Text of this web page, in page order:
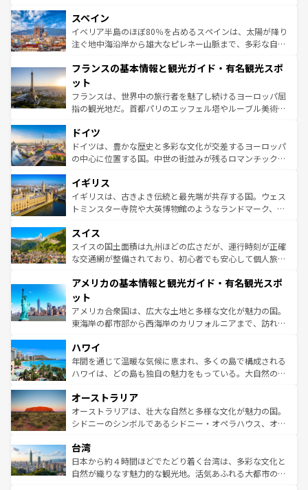
ろん、トスカーナの美しい田園風景やアマルフィ海岸の絶
景など、自然景観も見逃せない。観光の合間には、本場の
ピザやパスタなど、絶品のイタリア料理を堪能することも
ませてくれるイタリアで、忘れられない旅をしてみよう！
なお、新着のイタリア情報は
しい。
スペイン
イベリア半島のほぼ80％を占めるスペインは、太陽が降り
注ぐ地中海沿岸から雄大なピレネー山脈まで、多彩な自然
文化が根付くこの国では、情熱的なフラメンコ、熱気あふ
れる闘牛、そして美味しいタパスが生活の一部となってい
る。首都マドリードの洗練された雰囲気や、バルセロナの
アートに溢れた街角から、地方では古代ローマ遺跡や中世
せる。地方によって風土や気候が異なるスペインはその個
性で訪れる人を魅了する。 なお、新着のスペイン情報は コ
ンテンツ一覧を参照してほしい。
フランスの基本情報と観光ガイド・有名観光スポ
ット
フランスは、世界中の旅行者を魅了し続けるヨーロッパ屈
指の観光地だ。首都パリのエッフェル塔やルーブル美術館
で、幅広い魅力が詰まっている。華麗な宮殿、歴史的な大
聖堂、美しいビーチ、そして豊かな自然が、訪れる者を心
から魅了する。また、フランスは美食の国としても知ら
いる。シャンパンの発祥地であるランス、プロヴァンスの
香り高いラベンダー畑など、多彩な楽しみ方が可能だ。さ
らに、パリ以外の地域にも魅力が溢れており、どの街角に
れる地方に足を運ぶとそれぞれで全く異なる文化を体験で
きるだろう。 なお、新着のフランス情報はコンテンツ一覧
を参照してほしい。
ドイツ
ドイツは、豊かな歴史と多彩な文化が交差するヨーロッパ
の中心に位置する国。中世の街並みが残るロマンチック街
顔を持つこの国は、どこを歩いても飽きることがない。ベ
ルリンの文化的活気、バイエルン州のアルプスの絶景、そ
してライン川沿いのワイン畑といった風景は必見。ビール
は、お酒好きな人にはぜひ体験してほしい。 なお、新着の
ドイツ情報はコンテンツ一覧を参照してほしい。
イギリス
イギリスは、古きよき伝統と最先端が共存する国。ウェス
トミンスター寺院や大英博物館のようなランドマーク、歴
リアごとに異なる魅力がある。また、優雅なアフタヌーン
ティー、ビール好きにはたまらない英国パブ、サッカー観
戦など、本場だからこそできる体験も豊富。イギリスを旅
ンツ一覧を参照してほしい。
スイス
スイスの国土面積は九州ほどの広さだが、運行時刻が正確
な交通網が整備されており、初心者でも安心して個人旅行
の建物がそのまま残る町や、スイスならではのユニークな
博物館もあり、アルプス観光だけでなく町歩きも満喫する
ことができる。国民の所得が高いため物価も高いが、旅行
者向けの交通パス提供のサービスもあり、うまく活用すれ
着のスイス情報は
アメリカの基本情報と観光ガイド・有名観光スポ
ット
アメリカ合衆国は、広大な土地と多様な文化が魅力の国。
東海岸の都市部から西海岸のカリフォルニアまで、訪れる
のような巨大都市は、観光、ショッピング、エンターテイ
ンメントが詰まった刺激的なスポットだ。一方、アメリカ
西部には大自然が広がり、グランドキャニオンやイエロー
部のニューオーリンズでは、音楽と美食が融合した独特の
文化が魅力。旅行者はアメリカの各地域で異なる魅力を楽
しみながら、その多様性と豊かな歴史を感じることができ
ならではの贅沢な旅のスタイルだ。 なお、新着のアメリカ
情報はコンテンツ一覧を参照してほしい。
ハワイ
年間を通じて温暖な気候に恵まれ、多くの島で構成される
ハワイは、どの島も独自の魅力をもっている。大自然の神
ワイ島は見逃せない。また、定番の観光地といえばオアフ
島だが、静かな自然を求めるならマウイ島やカウアイ島が
おすすめ。エメラルドグリーンに輝く海をはじめ、豊かな
れるおもてなしの心で訪れる人々を迎えてくれるハワイの
人々、おいしいローカルフードやハワイアンミュージッ
ク、伝統的なフラダンスなど、すべてがハワイの魅力を彩
オーストラリア
オーストラリアは、壮大な自然と多様な文化が魅力の国。
シドニーのシンボルであるシドニー・オペラハウス、オー
リアリーフや大陸中央部にそびえるウルル（エアーズロッ
ク）、タスマニアの美しい原生林やケアンズの熱帯雨林な
ど、見どころがたくさん。また、カフェやワイン、オージ
台湾
日本から約４時間ほどでたどり着く台湾は、多彩な文化と
自然が織りなす魅力的な観光地。活気あふれる大都市の台